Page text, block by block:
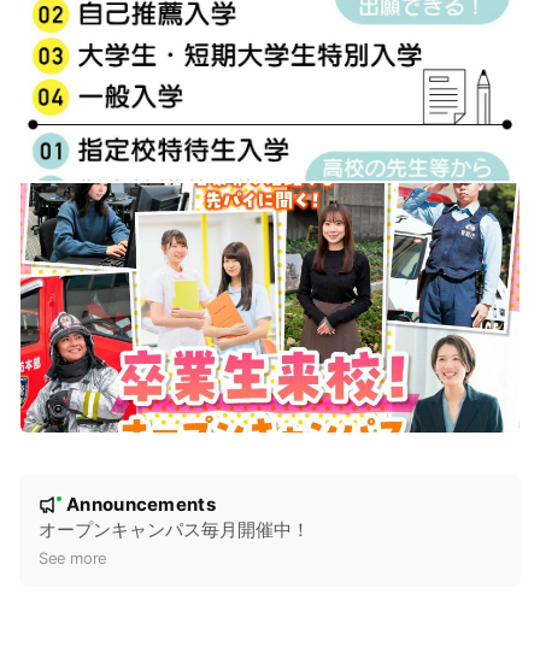
New
Announcements
オープンキャンパス毎月開催中！
See more